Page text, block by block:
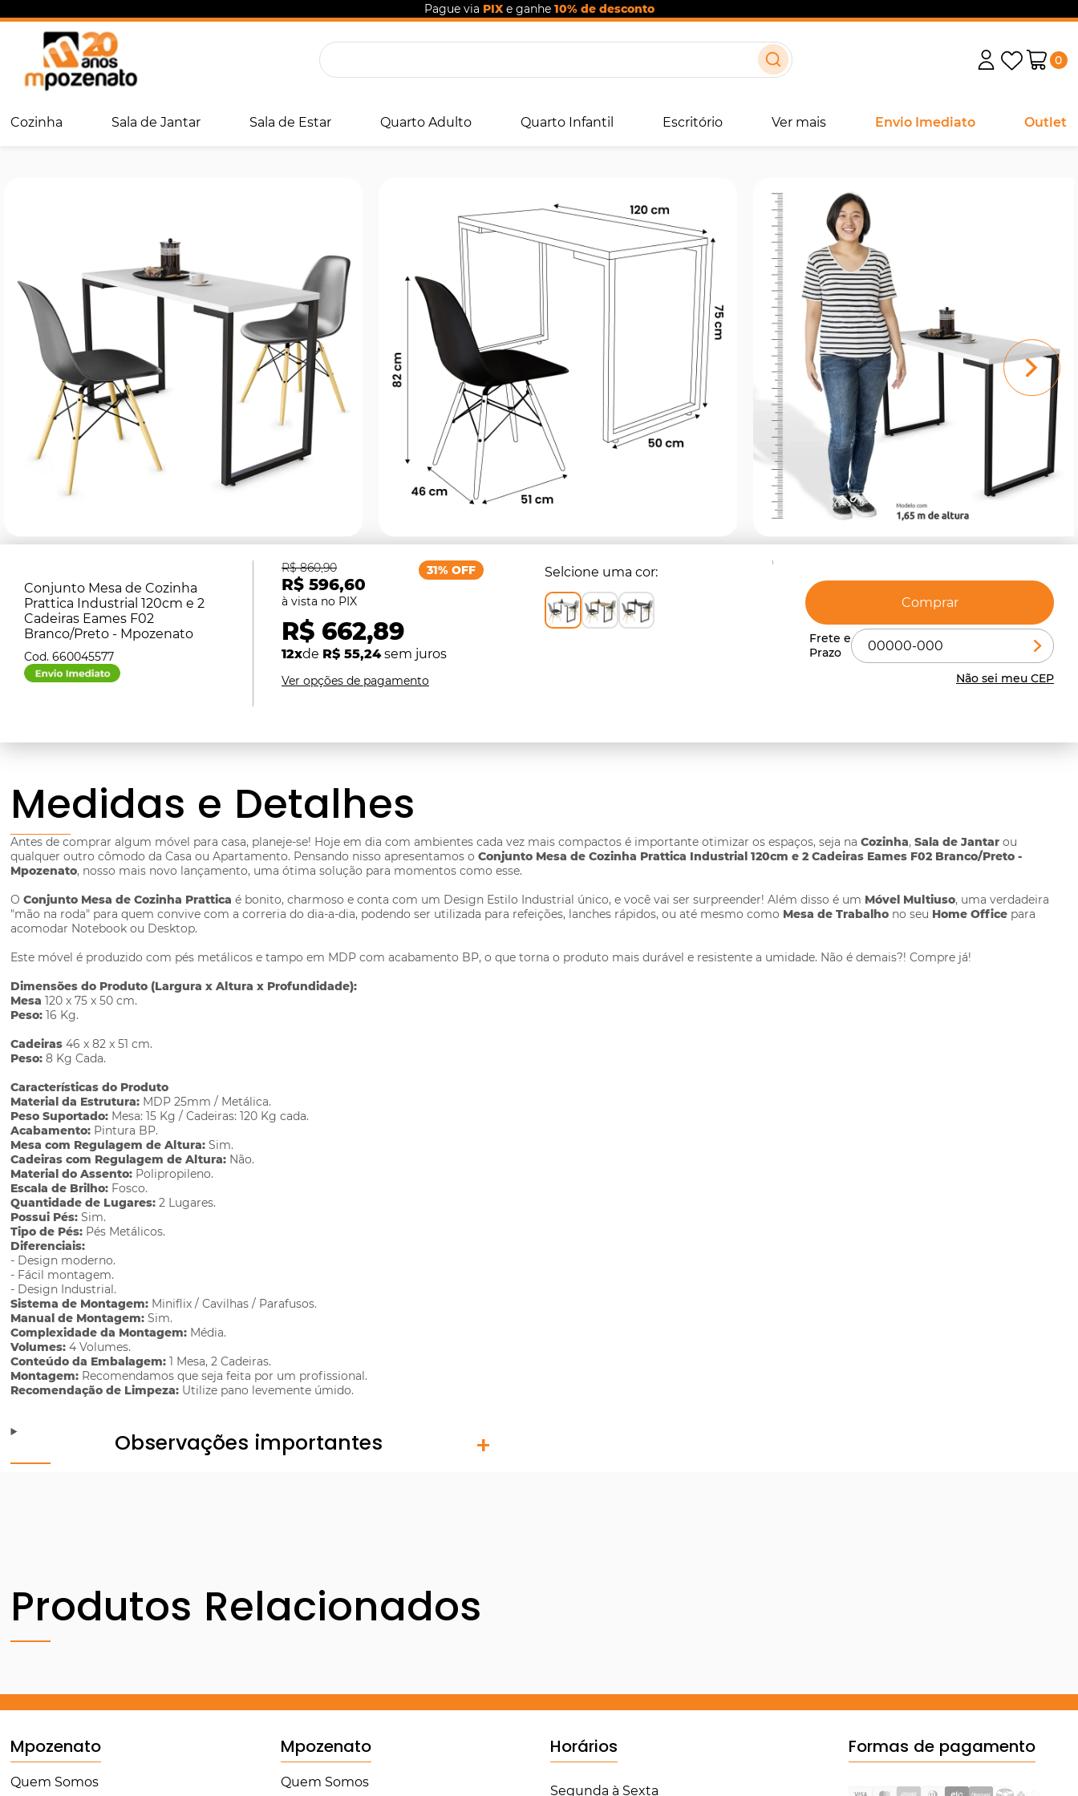
Pague via PIXe ganhe 10% de desconto
0
Cozinha Sala de Jantar Sala de Estar Quarto Adulto Quarto Infantil Escritório Ver mais Envio Imediato Outlet
Conjunto Mesa de Cozinha
Prattica Industrial 120cm e 2
Cadeiras Eames F02
Branco/Preto - Mpozenato
660045577
R$ 596,60
R$ 860,90
R$ 662,89
12xde R$ 55,24sem juros
31% OFF
Ver opções de pagamento
Selcione uma cor
Comprar
Não sei meu CEP
Medidas e Detalhes
Antes de comprar algum móvel para casa, planeje-se! Hoje em dia com ambientes cada vez mais compactos é importante otimizar os espaços, seja naCozinha,Sala de Jantar ou
qualquer outro cômodo da Casa ou Apartamento. Pensando nisso apresentamos oConjunto Mesa de Cozinha Prattica Industrial 120cm e 2 Cadeiras Eames F02 Branco/Preto -
Mpozenato, nosso mais novo lançamento, uma ótima solução para momentos como esse.
OConjunto Mesa de Cozinha Prattica é bonito, charmoso e conta com um Design Estilo Industrial único, e você vai ser surpreender! Além disso é um Móvel Multiuso, uma verdadeira
"mão na roda" para quem convive com a correria do dia-a-dia, podendo ser utilizada para refeições, lanches rápidos, ou até mesmo como Mesa de Trabalho no seu Home Office para
acomodar Notebook ou Desktop.
Este móvel é produzido com pés metálicos e tampo em MDP com acabamento BP, o que torna o produto mais durável e resistente a umidade. Não é demais?! Compre já!
Dimensões do Produto (Largura x Altura x Profundidade):
Mesa 120 x 75 x 50 cm.
Peso: 16 Kg.
Cadeiras46 x 82 x 51 cm.
Peso: 8 Kg Cada.
Características do Produto
Material da Estrutura: MDP 25mm / Metálica.
Peso Suportado: Mesa: 15 Kg / Cadeiras: 120 Kg cada.
Acabamento: Pintura BP.
Mesa com Regulagem de Altura: Sim.
Cadeiras com Regulagem de Altura: Não.
Material do Assento: Polipropileno.
Escala de Brilho: Fosco.
Quantidade de Lugares: 2 Lugares.
Possui Pés: Sim.
Tipo de Pés: Pés Metálicos.
Diferenciais:
- Design moderno.
- Fácil montagem.
- Design Industrial.
Sistema de Montagem: Miniflix / Cavilhas / Parafusos.
Manual de Montagem: Sim.
Complexidade da Montagem: Média.
Volumes:4 Volumes.
Conteúdo da Embalagem: 1 Mesa, 2 Cadeiras.
Montagem: Recomendamos que seja feita por um profissional.
Recomendação de Limpeza: Utilize pano levemente úmido.
Observações importantes
Produtos Relacionados
Mpozenato
Quem Somos
Mpozenato
Quem Somos
Horários
Segunda à Sexta
Formas de pagamento